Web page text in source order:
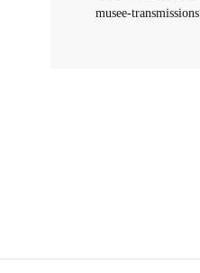
musee-transmissions